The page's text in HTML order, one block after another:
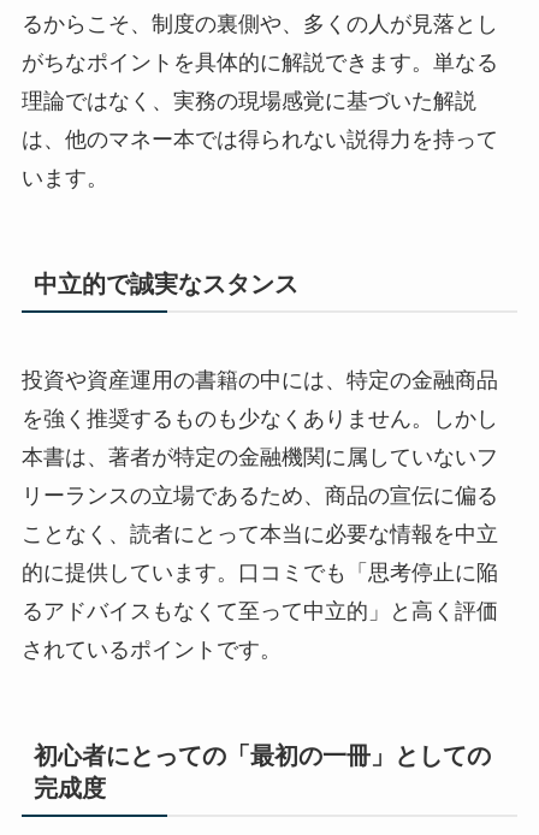
るからこそ、制度の裏側や、多くの人が見落とし
がちなポイントを具体的に解説できます。単なる
理論ではなく、実務の現場感覚に基づいた解説
は、他のマネー本では得られない説得力を持って
います。
中立的で誠実なスタンス
投資や資産運用の書籍の中には、特定の金融商品
を強く推奨するものも少なくありません。しかし
本書は、著者が特定の金融機関に属していないフ
リーランスの立場であるため、商品の宣伝に偏る
ことなく、読者にとって本当に必要な情報を中立
的に提供しています。口コミでも「思考停止に陥
るアドバイスもなくて至って中立的」と高く評価
されているポイントです。
初心者にとっての「最初の一冊」としての
完成度